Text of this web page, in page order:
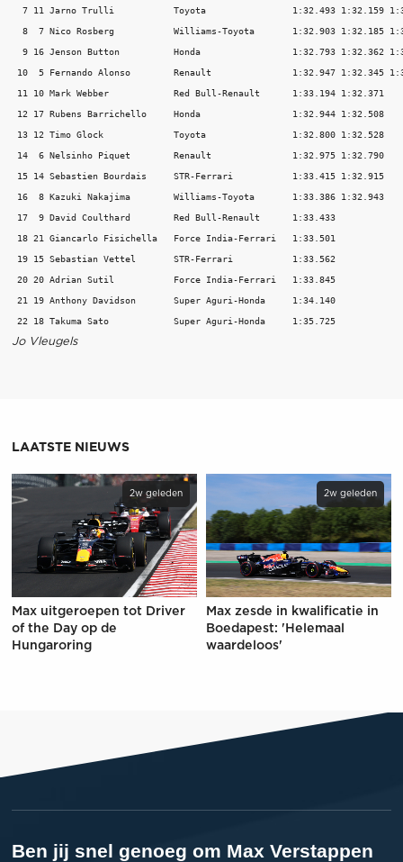
7 11 Jarno Trulli           Toyota                1:32.493 1:32.159
8  7 Nico Rosberg           Williams-Toyota       1:32.903 1:32.185
9 16 Jenson Button          Honda                 1:32.793 1:32.362
10  5 Fernando Alonso        Renault               1:32.947 1:32.345
11 10 Mark Webber            Red Bull-Renault      1:33.194 1:32.371
12 17 Rubens Barrichello     Honda                 1:32.944 1:32.508
13 12 Timo Glock             Toyota                1:32.800 1:32.528
14  6 Nelsinho Piquet        Renault               1:32.975 1:32.790
15 14 Sebastien Bourdais     STR-Ferrari           1:33.415 1:32.915
16  8 Kazuki Nakajima        Williams-Toyota       1:33.386 1:32.943
17  9 David Coulthard        Red Bull-Renault      1:33.433
18 21 Giancarlo Fisichella   Force India-Ferrari   1:33.501
19 15 Sebastian Vettel       STR-Ferrari           1:33.562
20 20 Adrian Sutil           Force India-Ferrari   1:33.845
21 19 Anthony Davidson       Super Aguri-Honda     1:34.140
Jo Vleugels
LAATSTE NIEUWS
2w geleden
Max uitgeroepen tot Driver
of the Day op de
Hungaroring
2w geleden
Max zesde in kwalificatie in
Boedapest: 'Helemaal
waardeloos'
Ben jij snel genoeg om Max Verstappen